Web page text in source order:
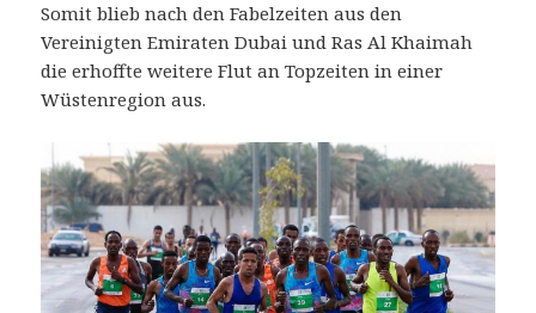
Somit blieb nach den Fabelzeiten aus den
Vereinigten Emiraten Dubai und Ras Al Khaimah
die erhoffte weitere Flut an Topzeiten in einer
Wüstenregion aus.